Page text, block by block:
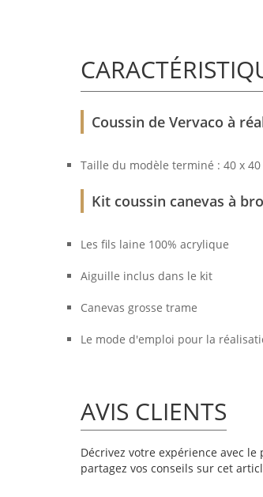
Coussin de Vervaco à
Taille du modèle terminé : 40 x 40
Kit coussin canevas à
Les fils laine 100% acrylique
Aiguille inclus dans le kit
Canevas grosse trame
Le mode d'emploi pour la
AVIS CLIENTS
Décrivez votre expérience avec
partagez vos conseils sur cet